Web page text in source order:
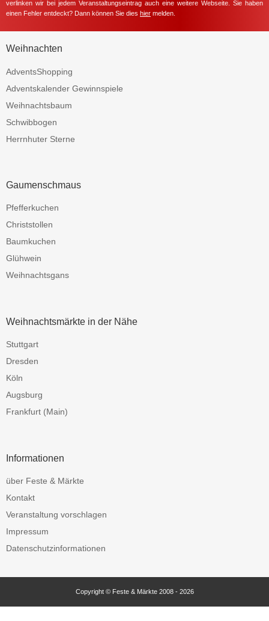
verlinken wir bei jedem Veranstaltungseintrag auch eine weitere Webseite. Sie haben
einen Fehler entdeckt? Dann können Sie dies hier melden.
Weihnachten
AdventsShopping
Adventskalender Gewinnspiele
Weihnachtsbaum
Schwibbogen
Herrnhuter Sterne
Gaumenschmaus
Pfefferkuchen
Christstollen
Baumkuchen
Glühwein
Weihnachtsgans
Weihnachtsmärkte in der Nähe
Stuttgart
Dresden
Köln
Augsburg
Frankfurt (Main)
Informationen
über Feste & Märkte
Kontakt
Veranstaltung vorschlagen
Impressum
Datenschutzinformationen
Copyright © Feste & Märkte 2008 - 2026